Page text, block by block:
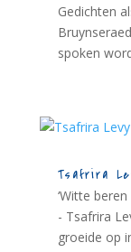
Gedichten
spoken
Tsafrira
‘Witte
- Tsafrira
groeide op